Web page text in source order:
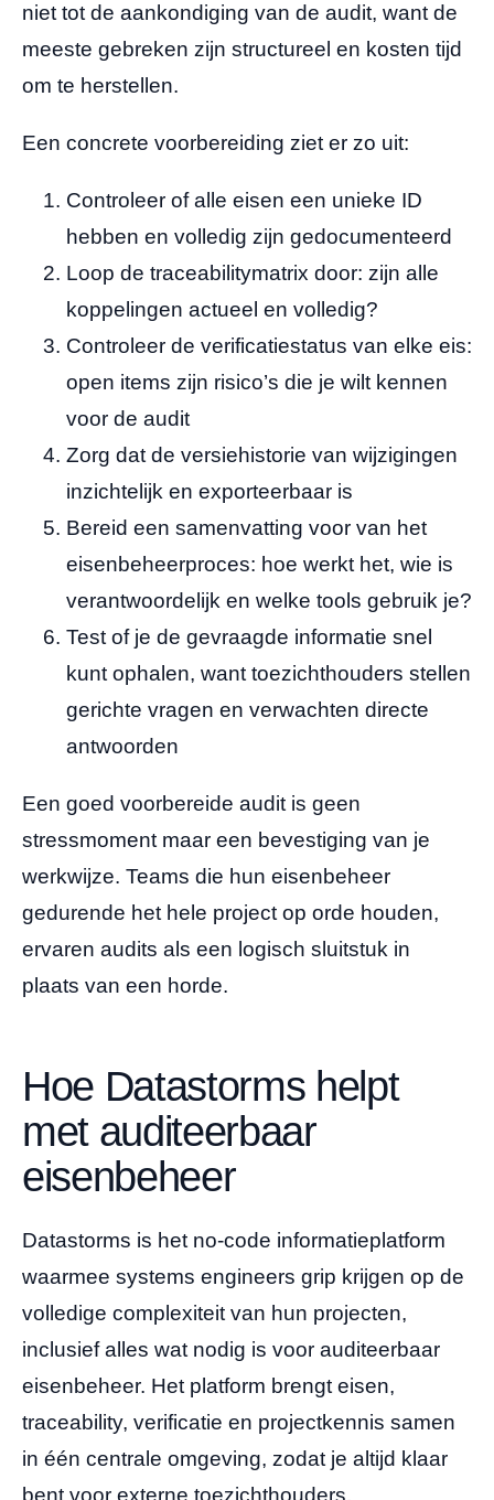
niet tot de aankondiging van de audit, want de
meeste gebreken zijn structureel en kosten tijd
om te herstellen.
Een concrete voorbereiding ziet er zo uit:
Controleer of alle eisen een unieke ID
hebben en volledig zijn gedocumenteerd
Loop de traceabilitymatrix door: zijn alle
koppelingen actueel en volledig?
Controleer de verificatiestatus van elke eis:
open items zijn risico’s die je wilt kennen
voor de audit
Zorg dat de versiehistorie van wijzigingen
inzichtelijk en exporteerbaar is
Bereid een samenvatting voor van het
eisenbeheerproces: hoe werkt het, wie is
verantwoordelijk en welke tools gebruik je?
Test of je de gevraagde informatie snel
kunt ophalen, want toezichthouders stellen
gerichte vragen en verwachten directe
antwoorden
Een goed voorbereide audit is geen
stressmoment maar een bevestiging van je
werkwijze. Teams die hun eisenbeheer
gedurende het hele project op orde houden,
ervaren audits als een logisch sluitstuk in
plaats van een horde.
Hoe Datastorms helpt
met auditeerbaar
eisenbeheer
Datastorms is het no-code informatieplatform
waarmee systems engineers grip krijgen op de
volledige complexiteit van hun projecten,
inclusief alles wat nodig is voor auditeerbaar
eisenbeheer. Het platform brengt eisen,
traceability, verificatie en projectkennis samen
in één centrale omgeving, zodat je altijd klaar
bent voor externe toezichthouders.